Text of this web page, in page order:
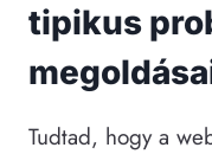
tipikus
Tudtad, hogy a